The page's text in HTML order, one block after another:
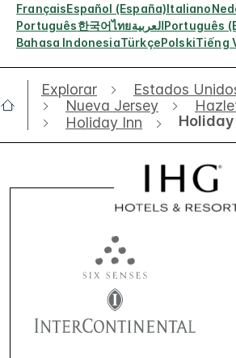
FrançaisEspañol (España)Italiano
Português한국어ไทยالعربيةPortuguês
Bahasa IndonesiaTürkçePolskiTiếng
Explorar
Estados
Nueva Jersey
Holiday Inn